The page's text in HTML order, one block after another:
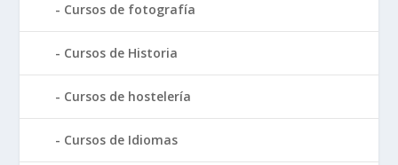
Cursos de fotografía
Cursos de Historia
Cursos de hostelería
Cursos de Idiomas